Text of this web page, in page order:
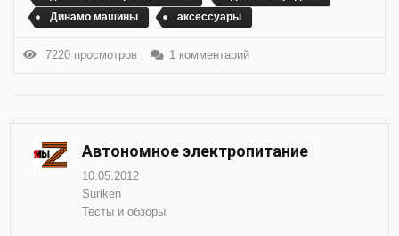
Динамо машины
аксессуары
7220 просмотров 1 комментарий
Автономное электропитание
10.05.2012
Suriken
Тесты и обзоры